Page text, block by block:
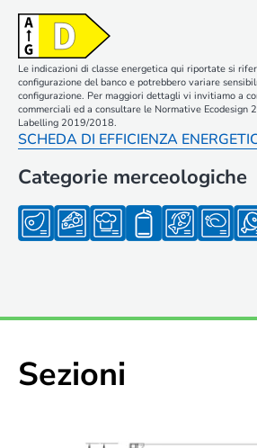
Le indicazioni di classe energetica qui riportate si
configurazione del banco e potrebbero variare
configurazione. Per maggiori dettagli vi invitiamo a
commerciali ed a consultare le Normative Ecodesign
Labelling 2019/2018.
SCHEDA DI EFFICIENZA
Categorie merceologiche
Sezioni